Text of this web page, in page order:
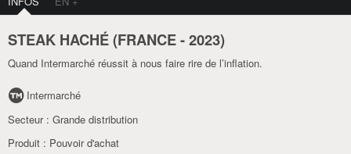
STEAK HACHÉ (FRANCE-2023)
Quand Intermarché réussit à nous faire rire de l’inflation.
Intermarché
Secteur : Grande distribution
Produit : Pouvoir d'achat